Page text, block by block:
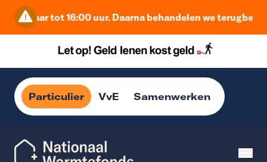
tot 16:00 uur. Daarna behandelen we
Particulier VvE Samenwerken